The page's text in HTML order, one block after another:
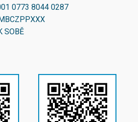
0773 8044 0287
SOBĚ